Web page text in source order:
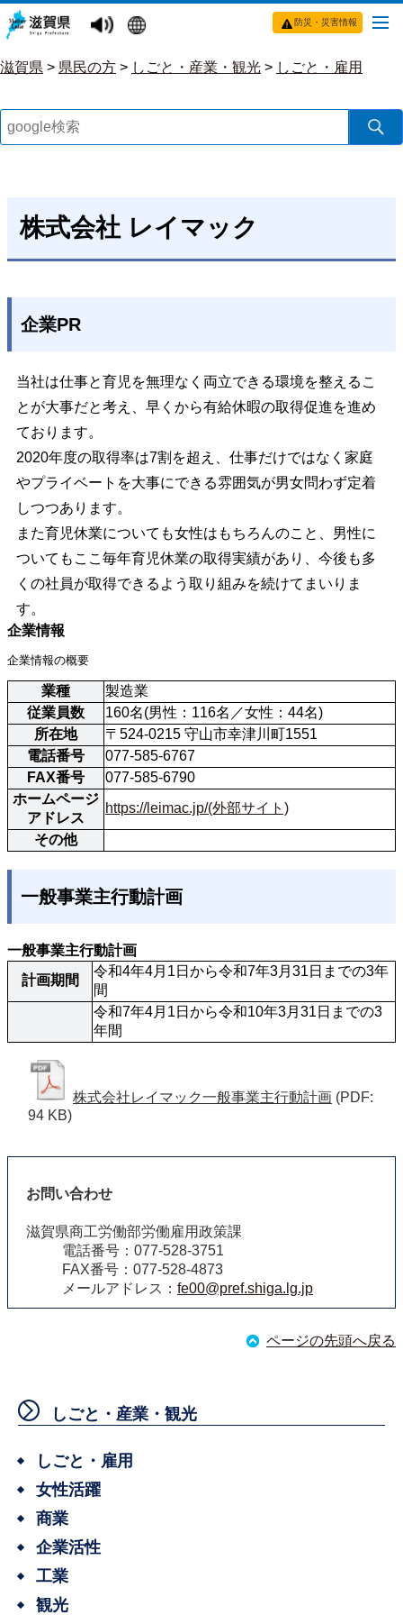
防災・災害情報
滋賀県 > 県民の方 > しごと・産業・観光 > しごと・雇用
株式会社 レイマック
企業PR
当社は仕事と育児を無理なく両立できる環境を整えるこ
とが大事だと考え、早くから有給休暇の取得促進を進め
ております。
2020年度の取得率は7割を超え、仕事だけではなく家庭
やプライベートを大事にできる雰囲気が男女問わず定着
しつつあります。
また育児休業についても女性はもちろんのこと、男性に
ついてもここ毎年育児休業の取得実績があり、今後も多
くの社員が取得できるよう取り組みを続けてまいりま
す。
企業情報
企業情報の概要
業種
製造業
従業員数
160名(男性：116名／女性：44名)
所在地
〒524-0215 守山市幸津川町1551
電話番号
077-585-6767
FAX番号
077-585-6790
ホームページ
アドレス
https://leimac.jp/(外部サイト)
その他
一般事業主行動計画
一般事業主行動計画
計画期間
令和4年4月1日から令和7年3月31日までの3年
間
令和7年4月1日から令和10年3月31日までの3
年間
株式会社レイマック一般事業主行動計画 (PDF:
94 KB)
お問い合わせ
滋賀県商工労働部労働雇用政策課
電話番号：077-528-3751
FAX番号：077-528-4873
メールアドレス： fe00@pref.shiga.lg.jp
ページの先頭へ戻る
しごと・産業・観光
しごと・雇用
女性活躍
商業
企業活性
工業
観光